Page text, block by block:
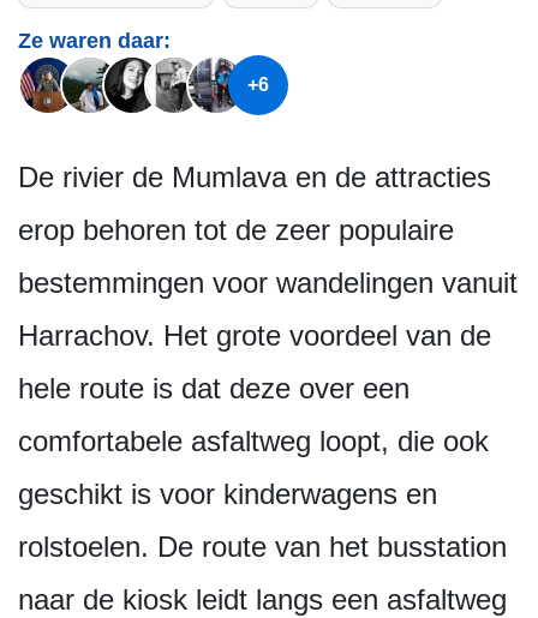
Ze waren daar:
+6
De rivier de Mumlava en de attracties
erop behoren tot de zeer populaire
bestemmingen voor wandelingen vanuit
Harrachov. Het grote voordeel van de
hele route is dat deze over een
comfortabele asfaltweg loopt, die ook
geschikt is voor kinderwagens en
rolstoelen. De route van het busstation
naar de kiosk leidt langs een asfaltweg